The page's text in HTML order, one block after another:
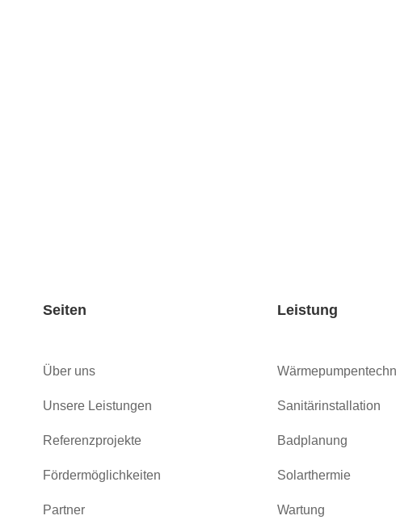
Seiten
Über uns
Unsere Leistungen
Referenzprojekte
Fördermöglichkeiten
Partner
Leistung
Sanitärinstallation
Badplanung
Solarthermie
Wartung